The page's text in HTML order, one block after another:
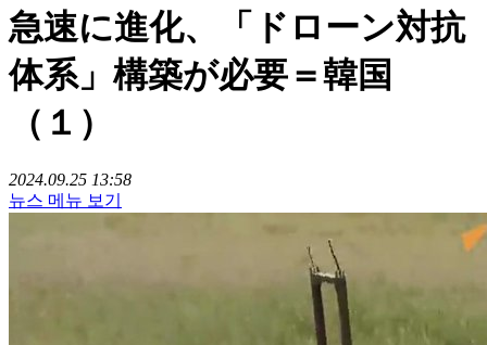
急速に進化、「ドローン対抗
体系」構築が必要＝韓国
（１）
2024.09.25 13:58
뉴스 메뉴 보기